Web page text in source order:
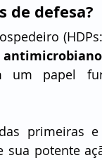
de defesa?
um papel
primeiras e
sua potente